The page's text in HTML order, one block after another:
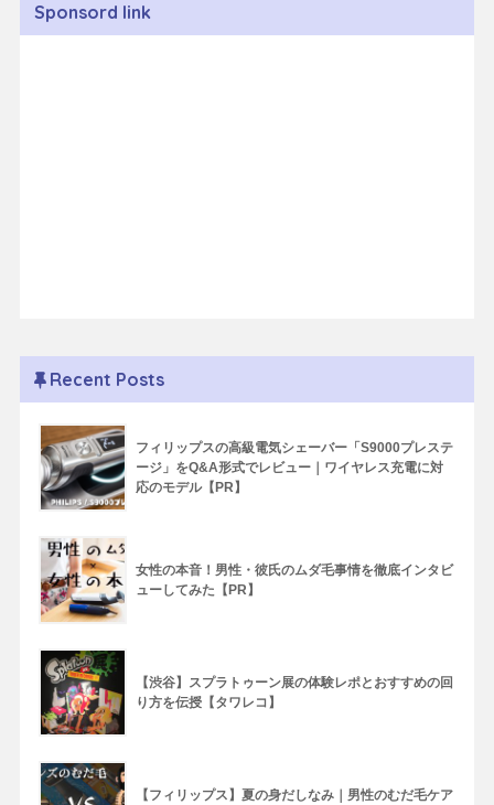
Sponsord link
Recent Posts
フィリップスの高級電気シェーバー「S9000プレステ
ージ」をQ&A形式でレビュー｜ワイヤレス充電に対
応のモデル【PR】
女性の本音！男性・彼氏のムダ毛事情を徹底インタビ
ューしてみた【PR】
【渋谷】スプラトゥーン展の体験レポとおすすめの回
り方を伝授【タワレコ】
【フィリップス】夏の身だしなみ｜男性のむだ毛ケア